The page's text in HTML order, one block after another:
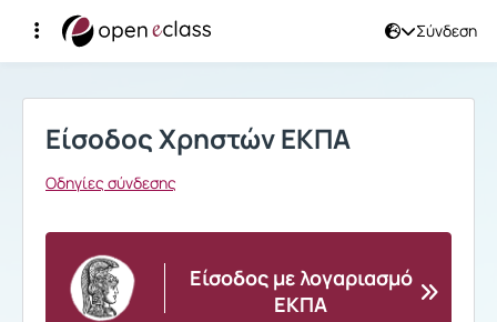
Σύνδεση
Σύνδεση
Είσοδος Χρηστών ΕΚΠΑ
Οδηγίες σύνδεσης
Είσοδος με λογαριασμό
ΕΚΠΑ